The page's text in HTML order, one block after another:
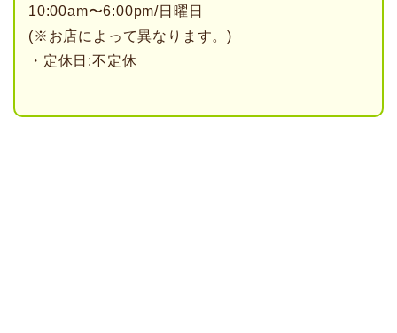
10:00am〜6:00pm/日曜日
(※お店によって異なります。)
・定休日:不定休